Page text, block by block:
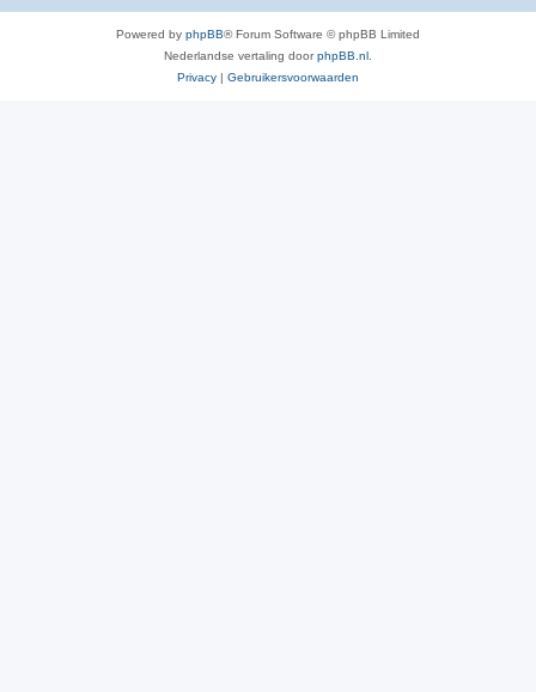
Powered by phpBB® Forum Software © phpBB Limited
Nederlandse vertaling doorphpBB.nl
Privacy | Gebruikersvoorwaarden